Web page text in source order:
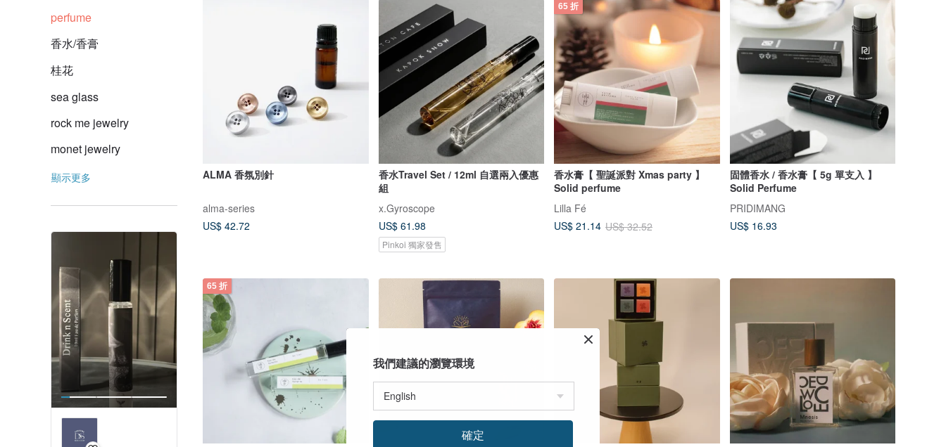
perfume
香水/香膏
桂花
sea glass
rock me jewelry
monet jewelry
顯示更多 ALMA 香氛別針
alma-series
US$ 42.72
香水Travel Set / 12ml 自選兩入優惠
組
x.Gyroscope
US$ 61.98
Pinkoi 獨家發售
65 折
香水膏【 聖誕派對 Xmas party 】
Solid perfume
Lilla Fé
US$ 21.14 US$ 32.52
固體香水 / 香水膏【 5g 單支入 】
Solid Perfume
PRIDIMANG
US$ 16.93
65 折
我們建議的瀏覽環境
確定